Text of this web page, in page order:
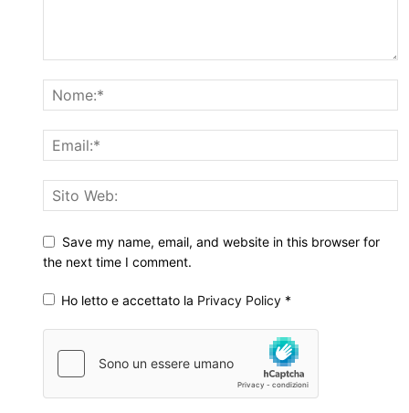
Save my name, email, and website in this browser for
the next time I comment.
Ho letto e accettato la Privacy Policy *